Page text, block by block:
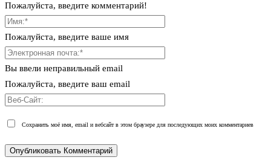
Пожалуйста, введите комментарий!
Пожалуйста, введите ваше имя
Вы ввели неправильный email
Пожалуйста, введите ваш email
Сохранить моё имя, email и вебсайт в этом браузере для последующих моих комментариев